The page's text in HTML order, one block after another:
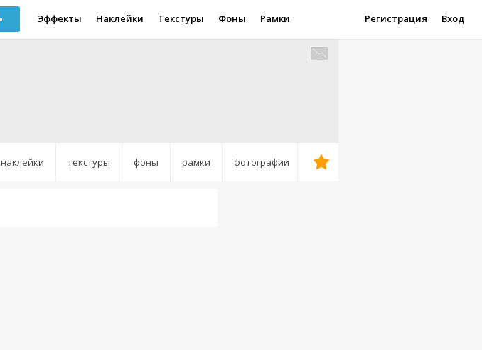
Эффекты Наклейки Текстуры Фоны Рамки Регистрация Вход
наклейки текстуры фоны рамки фотографии